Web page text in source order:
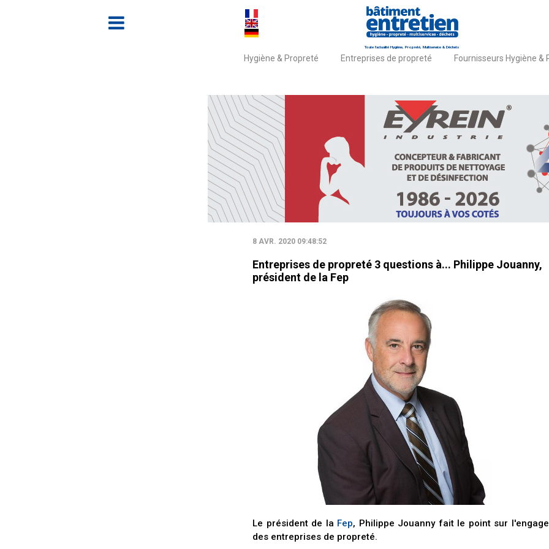
Toute l'actualité Hygiène, Propreté, Multiservice & Déchets
Hygiène & Propreté Entreprises de propreté Fournisseurs Hygiène &
Accueil Actualités
ACTUALITÉS
8 AVR. 2020 09:48:52
Entreprises de propreté 3 questions à... Philippe Jouanny,
président de la Fep
Le président de la Fep, Philippe Jouanny fait le point sur
des entreprises de propreté.